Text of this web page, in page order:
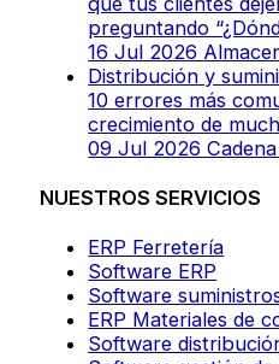
preguntando
16 Jul 2026
Distribución y
10 errores más
crecimiento de
09 Jul 2026
NUESTROS SERVICIOS
ERP Ferretería
Software ERP
Software
ERP Materiales de
Software